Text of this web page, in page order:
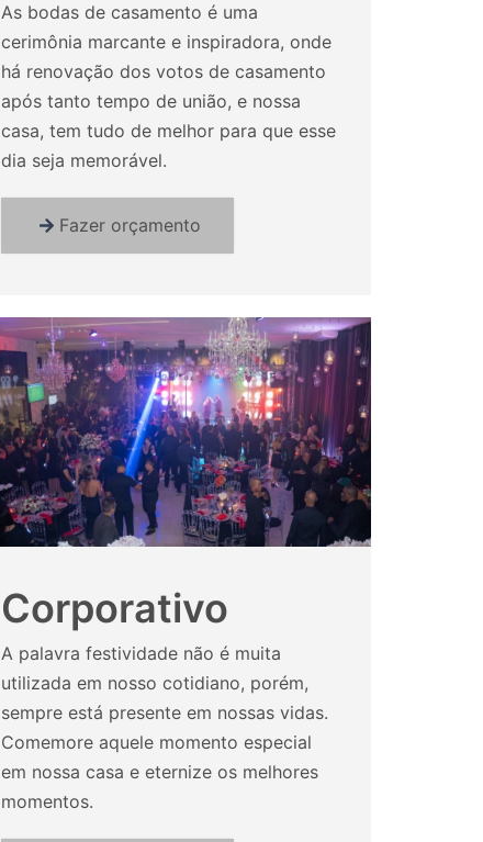
As bodas de casamento é uma
cerimônia marcante e inspiradora, onde
há renovação dos votos de casamento
após tanto tempo de união, e nossa
casa, tem tudo de melhor para que esse
dia seja memorável.
Fazer orçamento
Corporativo
A palavra festividade não é muita
utilizada em nosso cotidiano, porém,
sempre está presente em nossas vidas.
Comemore aquele momento especial
em nossa casa e eternize os melhores
momentos.